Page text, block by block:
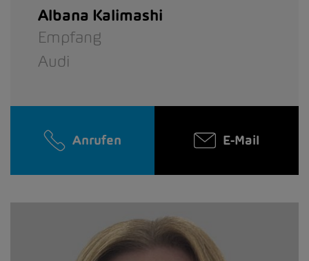
Albana Kalimashi
Empfang
Audi
Anrufen E-Mail